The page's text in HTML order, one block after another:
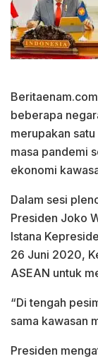
beberapa
merupakan
masa pandemi
ekonomi
Dalam sesi
Presiden Joko
Istana
26 Juni 2020,
ASEAN untuk
“Di tengah
sama kawasan
Presiden